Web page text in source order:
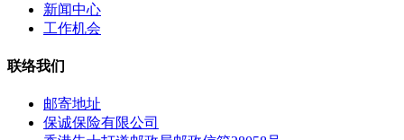
新闻中心
工作机会
联络我们
邮寄地址
保诚保险有限公司